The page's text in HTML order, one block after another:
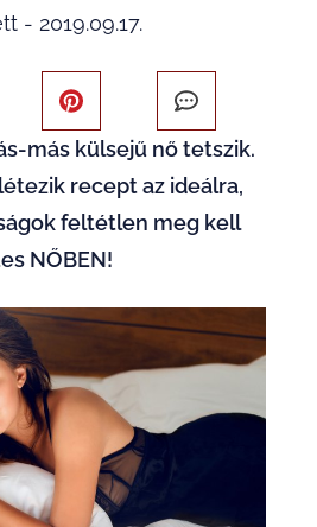
- 2019.09.17.
más külsejű nő tetszik.
recept az ideálra,
feltétlen meg kell
NŐBEN!